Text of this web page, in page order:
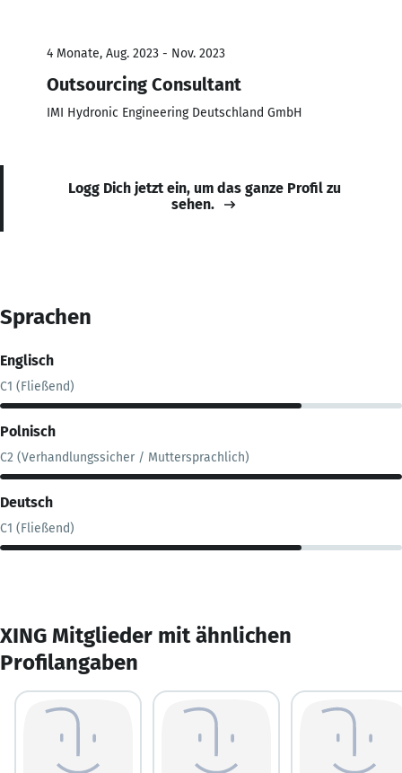
4 Monate, Aug. 2023 - Nov. 2023
Outsourcing Consultant
IMI Hydronic Engineering Deutschland GmbH
Logg Dich jetzt ein, um das ganze Profil zu
sehen.
Sprachen
Englisch
C1 (Fließend)
Polnisch
C2 (Verhandlungssicher / Muttersprachlich)
Deutsch
C1 (Fließend)
XING Mitglieder mit ähnlichen
Profilangaben